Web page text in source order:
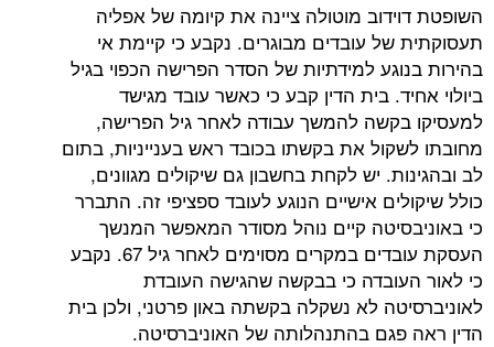
מוטולה ציינה את קיומה של אפליה
עובדים מבוגרים. נקבע כי קיימת אי
למידתיות של הסדר הפרישה הכפוי בגיל
בית הדין קבע כי כאשר עובד מגישד
להמשך עבודה לאחר גיל הפרישה,
את בקשתו בכובד ראש בענייניות, בתום
יש לקחת בחשבון גם שיקולים מגוונים,
אישיים הנוגע לעובד ספציפי זה. התברר
קיים נוהל מסודר המאפשר המנשך
העסקת עובדים במקרים מסוימים לאחר גיל 67. נקבע
כי בבקשה שהגישה העובדת
לא נשקלה בקשתה באון פרטני, ולכן בית
בהתנהלותה של האוניברסיטה.